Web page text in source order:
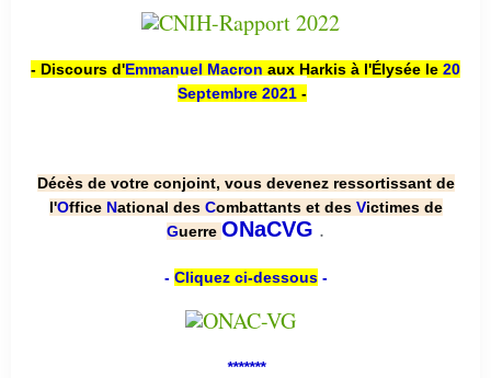
- Discours d'Emmanuel Macron aux Harkis à l'Élysée le 20
Septembre 2021 -
Décès de votre conjoint, vous devenez ressortissant de
l'Office National des Combattants et des Victimes de
Guerre ONaCVG .
- Cliquez ci-dessous-
*******